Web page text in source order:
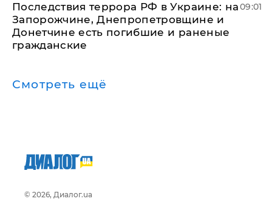
Последствия террора РФ в Украине: на
Запорожчине, Днепропетровщине и
Донетчине есть погибшие и раненые
гражданские
09:01
Смотреть ещё
© 2026, Диалог.ua